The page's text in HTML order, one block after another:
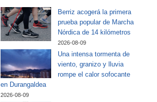
Berriz acogerá la primera
prueba popular de Marcha
Nórdica de 14 kilómetros
2026-08-09
Una intensa tormenta de
viento, granizo y lluvia
rompe el calor sofocante
en Durangaldea
2026-08-09